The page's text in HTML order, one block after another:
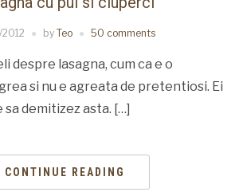
by Teo 50 comments
despre lasagna, cum ca e o
si nu e agreata de pretentiosi. Ei
sa demitizez asta. […]
CONTINUE READING